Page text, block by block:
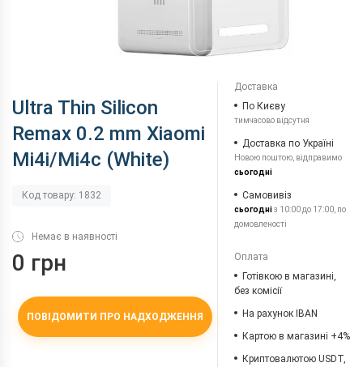
Ultra Thin Silicon
Remax 0.2 mm Xiaomi
Mi4i/Mi4c (White)
Код товару: 1832
Немає в наявності
0 грн
ПОВІДОМИТИ ПРО НАДХОДЖЕННЯ
Доставка
По Києву
тимчасово відсутня
Доставка по Україні
Новою поштою, відправимо
сьогодні
Самовивіз
сьогодніз 10:00 до 17:00, по
домовленості
Оплата
Готівкою в магазині,
без комісії
На рахунок IBAN
Картою в магазині +4%
Криптовалютою USDT,